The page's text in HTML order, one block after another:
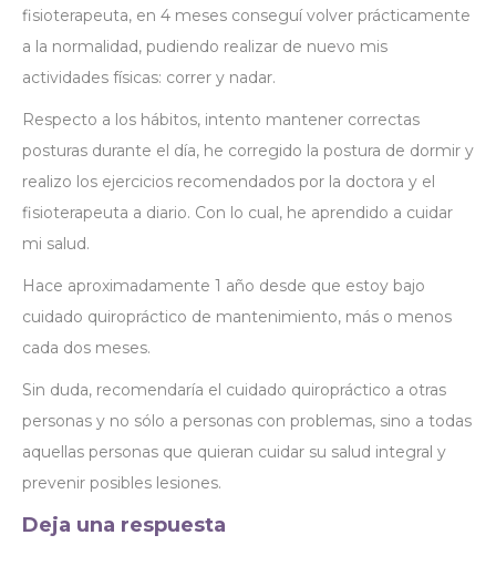
fisioterapeuta, en 4 meses conseguí volver prácticamente
a la normalidad, pudiendo realizar de nuevo mis
actividades físicas: correr y nadar.
Respecto a los hábitos, intento mantener correctas
posturas durante el día, he corregido la postura de dormir y
realizo los ejercicios recomendados por la doctora y el
fisioterapeuta a diario. Con lo cual, he aprendido a cuidar
mi salud.
Hace aproximadamente 1 año desde que estoy bajo
cuidado quiropráctico de mantenimiento, más o menos
cada dos meses.
Sin duda, recomendaría el cuidado quiropráctico a otras
personas y no sólo a personas con problemas, sino a todas
aquellas personas que quieran cuidar su salud integral y
prevenir posibles lesiones.
Deja una respuesta